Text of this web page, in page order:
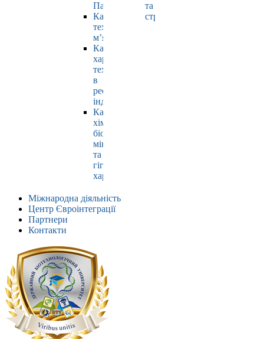
Павлюк
Кафедра
технології
м’яса
Кафедра
харчових
технологій
в
ресторанній
індустрії
Кафедра
хімії,
біохімії,
мікробіології
та
гігієни
харчування
та
страхування
Міжнародна діяльність
Центр Євроінтеграції
Партнери
Контакти